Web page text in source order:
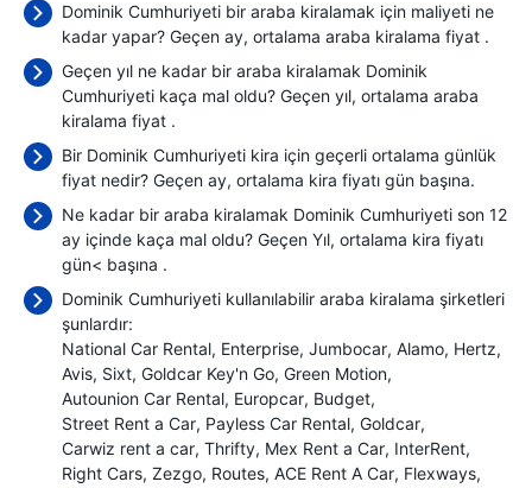
Dominik Cumhuriyeti bir araba kiralamak için maliyeti ne
kadar yapar? Geçen ay, ortalama araba kiralama fiyat .
Geçen yıl ne kadar bir araba kiralamak Dominik
Cumhuriyeti kaça mal oldu? Geçen yıl, ortalama araba
kiralama fiyat .
Bir Dominik Cumhuriyeti kira için geçerli ortalama günlük
fiyat nedir? Geçen ay, ortalama kira fiyatı gün başına.
Ne kadar bir araba kiralamak Dominik Cumhuriyeti son 12
ay içinde kaça mal oldu? Geçen Yıl, ortalama kira fiyatı
gün< başına .
Dominik Cumhuriyeti kullanılabilir araba kiralama şirketleri
şunlardır:
National Car Rental Enterprise Jumbocar Alamo Hertz
Avis Sixt Goldcar Key'n Go Green Motion
Autounion Car Rental Europcar Budget
Street Rent a Car Payless Car Rental Goldcar
Carwiz rent a car Thrifty Mex Rent a Car InterRent
Right Cars Zezgo Routes ACE Rent A Car Flexways